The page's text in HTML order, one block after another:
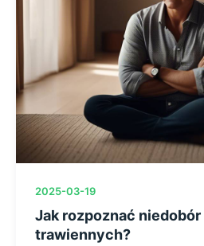
2025-03-19
Jak rozpoznać
trawiennych?